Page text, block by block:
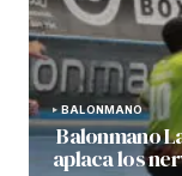
BALONMANO
Balonmano
aplaca los